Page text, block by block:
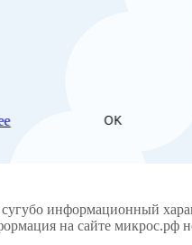
OK
информационный
на сайте микрос.рф